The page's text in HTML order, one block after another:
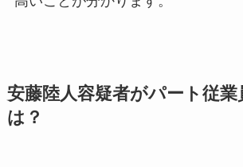
安藤陸人容疑者がパート従
は？